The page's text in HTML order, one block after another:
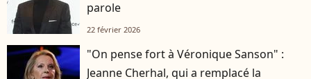
parole
22 février 2026
"On pense fort à Véronique Sanson" :
Jeanne Cherhal, qui a remplacé la